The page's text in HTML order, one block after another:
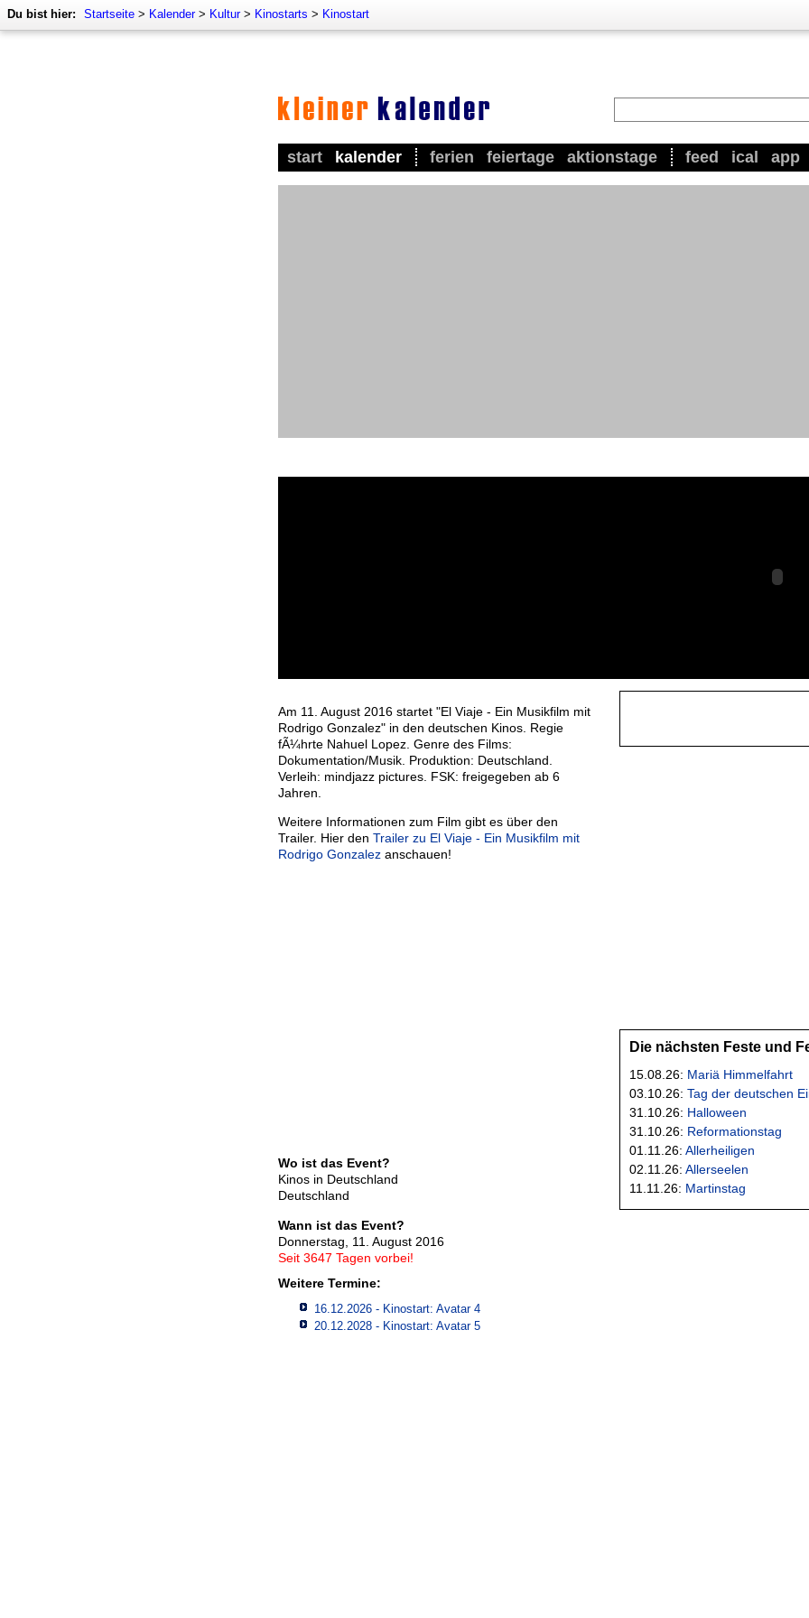
Du bist hier: Startseite > Kalender> Kultur> Kinostarts > Kinostart
start kalender ferien feiertage aktionstage feed ical app
Am 11. August 2016 startet "El Viaje - Ein Musikfilm mit
Rodrigo Gonzalez" in den deutschen Kinos. Regie
fÃ¼hrte Nahuel Lopez. Genre des Films:
Dokumentation/Musik. Produktion: Deutschland.
Verleih: mindjazz pictures. FSK: freigegeben ab 6
Jahren.
Weitere Informationen zum Film gibt es über den
Trailer. Hier den Trailer zu El Viaje - Ein Musikfilm mit
Rodrigo Gonzalez anschauen!
Wo ist das Event?
Kinos in Deutschland
Deutschland
Wann ist das Event?
Donnerstag, 11. August 2016
Seit 3647 Tagen vorbei!
Weitere Termine:
16.12.2026 - Kinostart: Avatar 4
20.12.2028 - Kinostart: Avatar 5
Die nächsten Feste und
15.08.26: Mariä Himmelfahrt
03.10.26: Tag der deutschen
31.10.26: Halloween
31.10.26: Reformationstag
01.11.26: Allerheiligen
02.11.26: Allerseelen
11.11.26: Martinstag